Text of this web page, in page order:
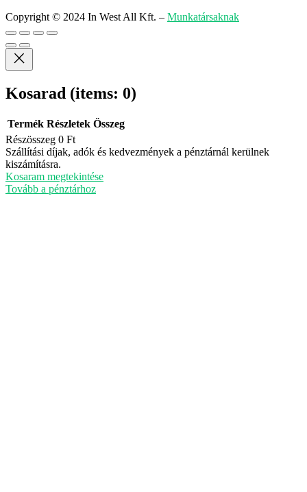
Copyright © 2024 In West All Kft. – Munkatársaknak
Kosarad (items: 0)
Termékek
a
kosárban
Termék Részletek Összeg
Részösszeg 0 Ft
Szállítási díjak, adók és kedvezmények a pénztárnál kerülnek
kiszámításra.
Kosaram megtekintése
Tovább a pénztárhoz